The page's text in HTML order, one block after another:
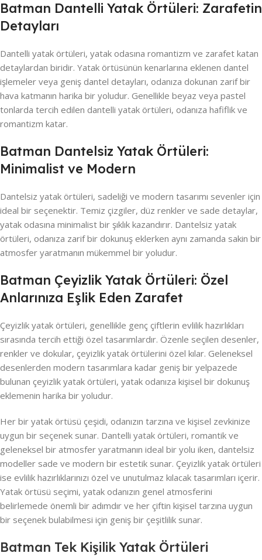
Batman Dantelli Yatak Örtüleri: Zarafetin
Detayları
Dantelli yatak örtüleri, yatak odasına romantizm ve zarafet katan
detaylardan biridir. Yatak örtüsünün kenarlarına eklenen dantel
işlemeler veya geniş dantel detayları, odanıza dokunan zarif bir
hava katmanın harika bir yoludur. Genellikle beyaz veya pastel
tonlarda tercih edilen dantelli yatak örtüleri, odanıza hafiflik ve
romantizm katar.
Batman Dantelsiz Yatak Örtüleri:
Minimalist ve Modern
Dantelsiz yatak örtüleri, sadeliği ve modern tasarımı sevenler için
ideal bir seçenektir. Temiz çizgiler, düz renkler ve sade detaylar,
yatak odasına minimalist bir şıklık kazandırır. Dantelsiz yatak
örtüleri, odanıza zarif bir dokunuş eklerken aynı zamanda sakin bir
atmosfer yaratmanın mükemmel bir yoludur.
Batman Çeyizlik Yatak Örtüleri: Özel
Anlarınıza Eşlik Eden Zarafet
Çeyizlik yatak örtüleri, genellikle genç çiftlerin evlilik hazırlıkları
sırasında tercih ettiği özel tasarımlardır. Özenle seçilen desenler,
renkler ve dokular, çeyizlik yatak örtülerini özel kılar. Geleneksel
desenlerden modern tasarımlara kadar geniş bir yelpazede
bulunan çeyizlik yatak örtüleri, yatak odanıza kişisel bir dokunuş
eklemenin harika bir yoludur.
Her bir yatak örtüsü çeşidi, odanızın tarzına ve kişisel zevkinize
uygun bir seçenek sunar. Dantelli yatak örtüleri, romantik ve
geleneksel bir atmosfer yaratmanın ideal bir yolu iken, dantelsiz
modeller sade ve modern bir estetik sunar. Çeyizlik yatak örtüleri
ise evlilik hazırlıklarınızı özel ve unutulmaz kılacak tasarımları içerir.
Yatak örtüsü seçimi, yatak odanızın genel atmosferini
belirlemede önemli bir adımdır ve her çiftin kişisel tarzına uygun
bir seçenek bulabilmesi için geniş bir çeşitlilik sunar.
Batman Tek Kişilik Yatak Örtüleri